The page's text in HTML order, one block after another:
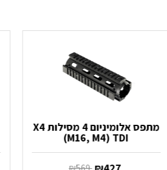
מתפס אלומיניום 4 מסילות X4
(M16, M4) TDI